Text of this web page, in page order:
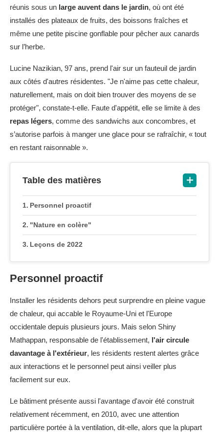
réunis sous un large auvent dans le jardin, où ont été
installés des plateaux de fruits, des boissons fraîches et
même une petite piscine gonflable pour pêcher aux canards
sur l’herbe.
Lucine Nazikian, 97 ans, prend l'air sur un fauteuil de jardin
aux côtés d'autres résidentes. "Je n'aime pas cette chaleur,
naturellement, mais on doit bien trouver des moyens de se
protéger", constate-t-elle. Faute d'appétit, elle se limite à des
repas légers, comme des sandwichs aux concombres, et
s’autorise parfois à manger une glace pour se rafraîchir, « tout
en restant raisonnable ».
Table des matières
Personnel proactif
"Nature en colère"
Leçons de 2022
Personnel proactif
Installer les résidents dehors peut surprendre en pleine vague
de chaleur, qui accable le Royaume-Uni et l'Europe
occidentale depuis plusieurs jours. Mais selon Shiny
Mathappan, responsable de l'établissement, l'air circule
davantage à l'extérieur, les résidents restent alertes grâce
aux interactions et le personnel peut ainsi veiller plus
facilement sur eux.
Le bâtiment présente aussi l'avantage d'avoir été construit
relativement récemment, en 2010, avec une attention
particulière portée à la ventilation, dit-elle, alors que la plupart